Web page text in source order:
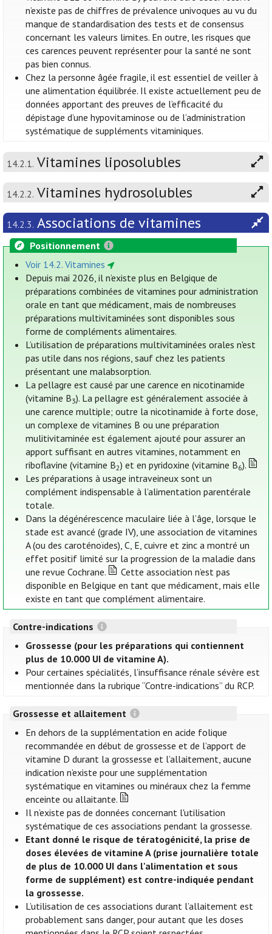
n’existe pas de chiffres de prévalence univoques au vu du
manque de standardisation des tests et de consensus
concernant les valeurs limites. En outre, les risques que
ces carences peuvent représenter pour la santé ne sont
pas bien connus.
Chez la personne âgée fragile, il est essentiel de veiller à
une alimentation équilibrée. Il existe actuellement peu de
données apportant des preuves de l’efficacité du
dépistage d’une hypovitaminose ou de l’administration
systématique de suppléments vitaminiques.
14.2.1. Vitamines liposolubles
14.2.2. Vitamines hydrosolubles
14.2.3. Associations de vitamines
Positionnement
Voir 14.2. Vitamines
Depuis mai 2026, il n’existe plus en Belgique de
préparations combinées de vitamines pour administration
orale en tant que médicament, mais de nombreuses
préparations multivitaminées sont disponibles sous
forme de compléments alimentaires.
L’utilisation de préparations multivitaminées orales n'est
pas utile dans nos régions, sauf chez les patients
présentant une malabsorption.
La pellagre est causé par une carence en nicotinamide
(vitamine B3). La pellagre est généralement associée à
une carence multiple; outre la nicotinamide à forte dose,
un complexe de vitamines B ou une préparation
mulitivitaminée est également ajouté pour assurer an
apport suffisant en autres vitamines, notamment en
riboflavine (vitamine B2) et en pyridoxine (vitamine B6).
Les préparations à usage intraveineux sont un
complément indispensable à l’alimentation parentérale
totale.
Dans la dégénérescence maculaire liée à l’âge, lorsque le
stade est avancé (grade IV), une association de vitamines
A (ou des caroténoïdes), C, E, cuivre et zinc a montré un
effet positif limité sur la progression de la maladie dans
une revue Cochrane.
Cette association n’est pas
disponible en Belgique en tant que médicament, mais elle
existe en tant que complément alimentaire.
Contre-indications
Grossesse (pour les préparations qui contiennent
plus de 10.000 UI de vitamine A).
Pour certaines spécialités, l’insuffisance rénale sévère est
mentionnée dans la rubrique “Contre-indications” du RCP.
Grossesse et allaitement
En dehors de la supplémentation en acide folique
recommandée en début de grossesse et de l’apport de
vitamine D durant la grossesse et l’allaitement, aucune
indication n’existe pour une supplémentation
systématique en vitamines ou minéraux chez la femme
enceinte ou allaitante.
Il n’existe pas de données concernant l'utilisation
systématique de ces associations pendant la grossesse.
Etant donné le risque de tératogénicité, la prise de
doses élevées de vitamine A (prise journalière totale
de plus de 10.000 UI dans l'alimentation et sous
forme de supplément) est contre-indiquée pendant
la grossesse.
L’utilisation de ces associations durant l’allaitement est
probablement sans danger, pour autant que les doses